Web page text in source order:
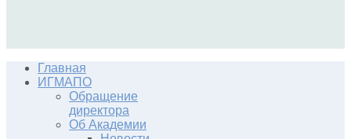
Главная
ИГМАПО
Обращение
директора
Об Академии